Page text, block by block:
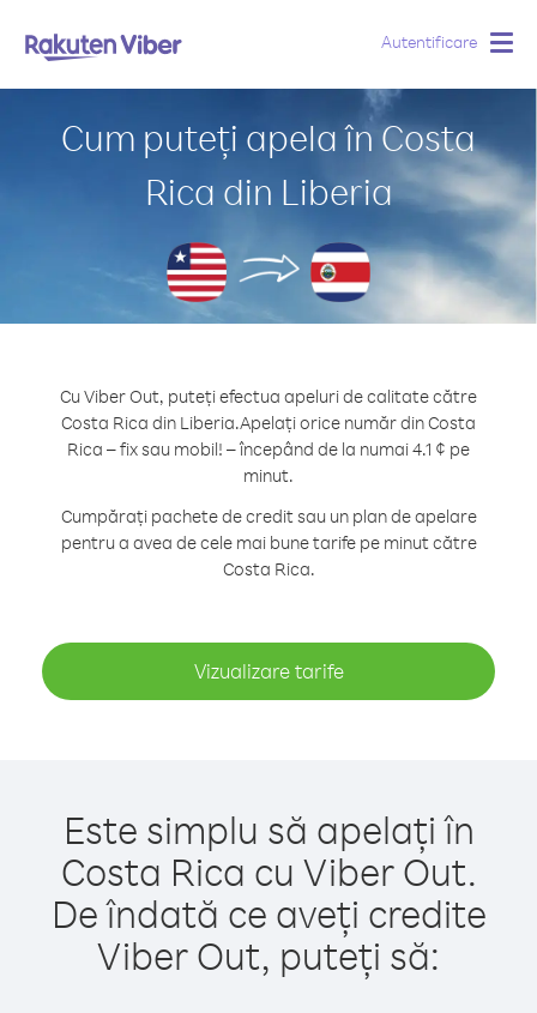
Autentificare
Cum puteți apela în Costa
Rica din Liberia
Cu Viber Out, puteți efectua apeluri de calitate către
Costa Rica din Liberia.Apelați orice număr din Costa
Rica – fix sau mobil! – începând de la numai 4.1 ¢ pe
minut.
Cumpărați pachete de credit sau un plan de apelare
pentru a avea de cele mai bune tarife pe minut către
Costa Rica.
Vizualizare tarife
Este simplu să apelați în
Costa Rica cu Viber Out.
De îndată ce aveți credite
Viber Out, puteți să: